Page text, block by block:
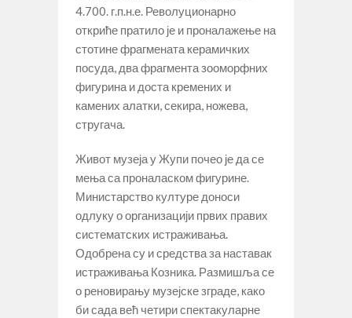
4.700. г.п.н.е. Револуционарно
откриће пратило је и проналажење на
стотине фрагмената керамичких
посуда, два фрагмента зооморфних
фигурина и доста кремених и
камених алатки, секира, ножева,
стругача.
Живот музеја у Жупи почео је да се
мења са проналаском фигурине.
Министарство културе доноси
одлуку о организацији првих правих
систематских истраживања.
Одобрена су и средства за наставак
истраживања Козника. Размишља се
о реновирању музејске зграде, како
би сада већ четири спектакуларне